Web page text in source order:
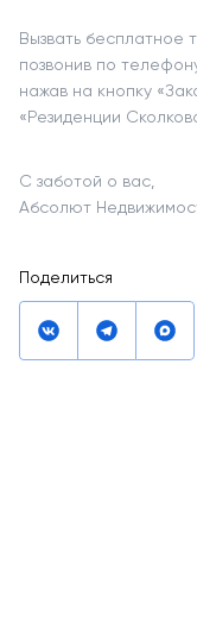
Вызвать бесплатное
позвонив по
нажав на кнопку
«Резиденции
С заботой о вас,
Абсолют
Поделиться